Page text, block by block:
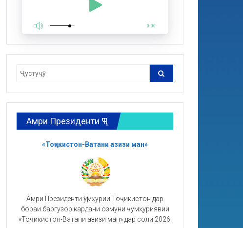
0:00
Амри Президенти ҶТ
«Тоҷикистон-Ватани азизи ман»
Амри Президенти Ҷумҳурии Тоҷикистон дар
бораи баргузор кардани озмуни ҷумҳуриявии
«Тоҷикистон-Ватани азизи ман» дар соли 2026.